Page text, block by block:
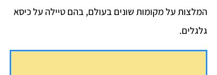
המלצות על מקומות שונים בעולם, בהם טיילה על כיסא
גלגלים.